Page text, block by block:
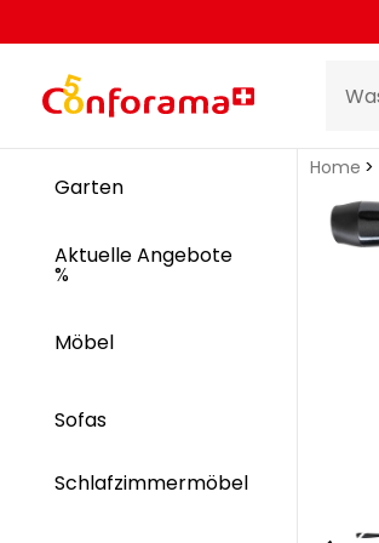
Garten
Aktuelle Angebote
%
Möbel
Sofas
Schlafzimmermöbel
Home